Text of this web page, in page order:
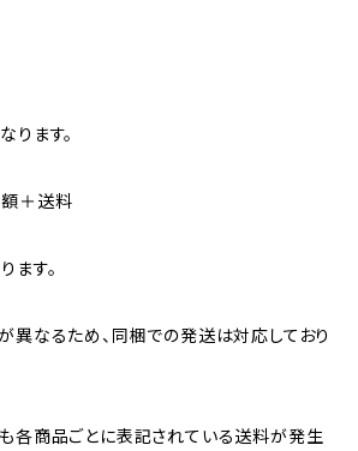
ります。
＋送料
ます。
異なるため、同梱での発送は対応しており
各商品ごとに表記されている送料が発生